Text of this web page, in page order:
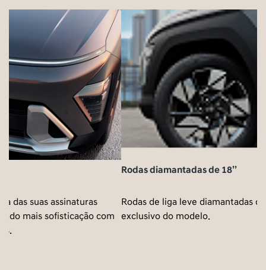
Rodas diamantadas de 18’’
Rodas de liga leve diamantadas de 18” com design
exclusivo do modelo.